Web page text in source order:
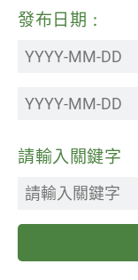
發布日期：
請輸入關鍵字